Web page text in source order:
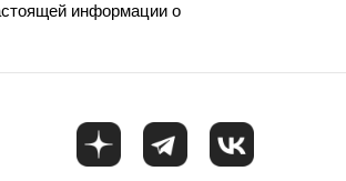
информации о